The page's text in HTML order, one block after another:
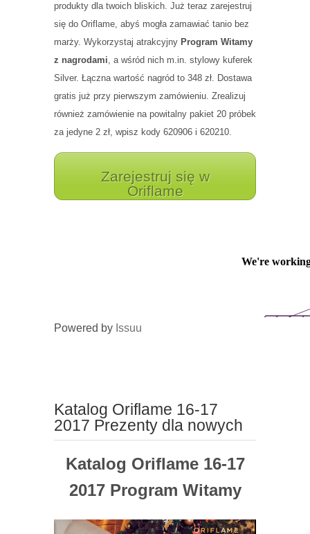
produkty dla twoich bliskich. Już teraz zarejestruj
się do Oriflame, abyś mogła zamawiać tanio bez
marży. Wykorzystaj atrakcyjny Program Witamy
z nagrodami, a wśród nich m.in. stylowy kuferek
Silver. Łączna wartość nagród to 348 zł. Dostawa
gratis już przy pierwszym zamówieniu. Zrealizuj
również zamówienie na powitalny pakiet 20 próbek
za jedyne 2 zł, wpisz kody 620906 i 620210.
Zarejestruj się w
Oriflame
Powered by Issuu
Katalog Oriflame 16-17
2017 Prezenty dla nowych
Katalog Oriflame 16-17
2017 Program Witamy